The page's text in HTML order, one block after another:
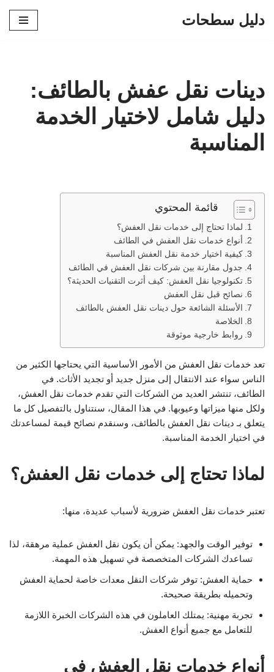
دليل سطحات
دينات نقل عفش بالطائف:
دليل شامل لاختيار الخدمة
المناسبة
قائمة المحتوي
لماذا تحتاج إلى خدمات نقل العفش؟
أنواع خدمات نقل العفش في الطائف
كيفية اختيار خدمة نقل العفش المناسبة
جدول مقارنة بين شركات نقل العفش في الطائف
تكنولوجيا نقل العفش: كيف أثرت التقنيات الحديثة؟
نصائح قبل نقل العفش
الأسئلة الشائعة حول دينات نقل العفش بالطائف
الخلاصة
روابط خارجية موثوقة
تعد خدمات نقل العفش من الأمور الأساسية التي يحتاجها الكثير من
الناس سواء عند الانتقال إلى منزل جديد أو تجديد الأثاث. في
الطائف، تنتشر العديد من الشركات التي تقدم خدمات نقل العفش،
ولكل منها ميزاتها وعيوبها. في هذا المقال، سنتناول بالتفصيل كل ما
يتعلق بـ دينات نقل العفش بالطائف، وسنقدم نصائح قيمة لمساعدتك
في اختيار الخدمة المناسبة.
لماذا تحتاج إلى خدمات نقل العفش؟
تعتبر خدمات نقل العفش ضرورية لأسباب عديدة، منها:
توفير الوقت والجهد: يمكن أن يكون نقل العفش عملية مرهقة، لذا
تساعدك الشركات المتخصصة في تسهيل هذه المهمة.
حماية العفش: توفر شركات النقل معدات خاصة لحماية العفش
وتحميله بطريقة صحيحة.
تجربة مهنية: يمتلك العاملون في هذه الشركات الخبرة اللازمة
للتعامل مع جميع أنواع العفش.
أنواع خدمات نقل العفش في